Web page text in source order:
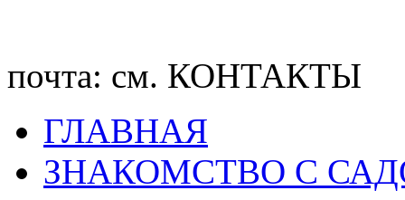
почта: см. КОНТАКТЫ
ГЛАВНАЯ
ЗНАКОМСТВО С